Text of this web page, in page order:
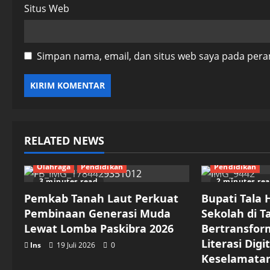
Situs Web
Simpan nama, email, dan situs web saya pada
RELATED NEWS
3 minutes read
Olahraga Pendidikan
Pemkab Tanah Laut Perkuat
Pembinaan Generasi Muda
Lewat Lomba Paskibra 2026
Ins 19 Juli 2026 0
2 minutes
Pendidikan
Bupati Tala
Sekolah di
Literasi